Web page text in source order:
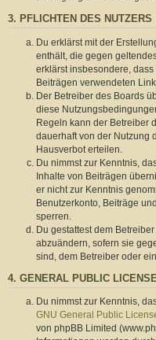
3. PFLICHTEN DES NUTZERS
Du erklärst mit der
enthält, die gegen
erklärst insbesondere,
Beiträgen verwendeten
Der Betreiber des Boards
diese
Regeln kann der Betreiber
dauerhaft von der Nutzung
Hausverbot erteilen.
Du nimmst zur Kenntnis,
Inhalte von Beiträgen
er nicht zur Kenntnis
Benutzerkonto, Beiträge
sperren.
Du gestattest dem
abzuändern, sofern sie
sind, dem Betreiber oder
4. GENERAL PUBLIC LICENSE
Du nimmst zur Kenntnis,
GNU General Public
von phpBB Limited